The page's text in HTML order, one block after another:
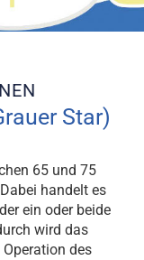
Star)
65 und 75
handelt es
ein oder beide
wird das
des